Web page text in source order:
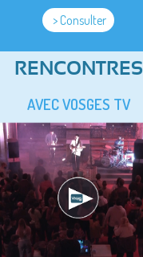
> Consulter
RENCONTRES
AVEC VOSGES TV